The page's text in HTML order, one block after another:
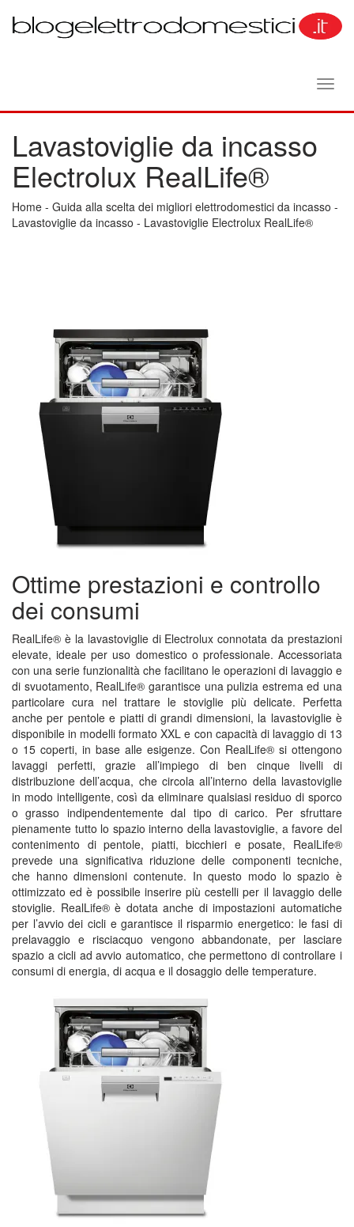
Lavastoviglie da incasso
Electrolux RealLife®
Home - Guida alla scelta dei migliori elettrodomestici da incasso -
Lavastoviglie da incasso - Lavastoviglie Electrolux RealLife®
Ottime prestazioni e controllo
dei consumi
RealLife® è la lavastoviglie di Electrolux connotata da prestazioni
elevate, ideale per uso domestico o professionale. Accessoriata
con una serie funzionalità che facilitano le operazioni di lavaggio e
di svuotamento, RealLife® garantisce una pulizia estrema ed una
particolare cura nel trattare le stoviglie più delicate. Perfetta
anche per pentole e piatti di grandi dimensioni, la lavastoviglie è
disponibile in modelli formato XXL e con capacità di lavaggio di 13
o 15 coperti, in base alle esigenze. Con RealLife® si ottengono
lavaggi perfetti, grazie all’impiego di ben cinque livelli di
distribuzione dell’acqua, che circola all’interno della lavastoviglie
in modo intelligente, così da eliminare qualsiasi residuo di sporco
o grasso indipendentemente dal tipo di carico. Per sfruttare
pienamente tutto lo spazio interno della lavastoviglie, a favore del
contenimento di pentole, piatti, bicchieri e posate, RealLife®
prevede una significativa riduzione delle componenti tecniche,
che hanno dimensioni contenute. In questo modo lo spazio è
ottimizzato ed è possibile inserire più cestelli per il lavaggio delle
stoviglie. RealLife® è dotata anche di impostazioni automatiche
per l’avvio dei cicli e garantisce il risparmio energetico: le fasi di
prelavaggio e risciacquo vengono abbandonate, per lasciare
spazio a cicli ad avvio automatico, che permettono di controllare i
consumi di energia, di acqua e il dosaggio delle temperature.